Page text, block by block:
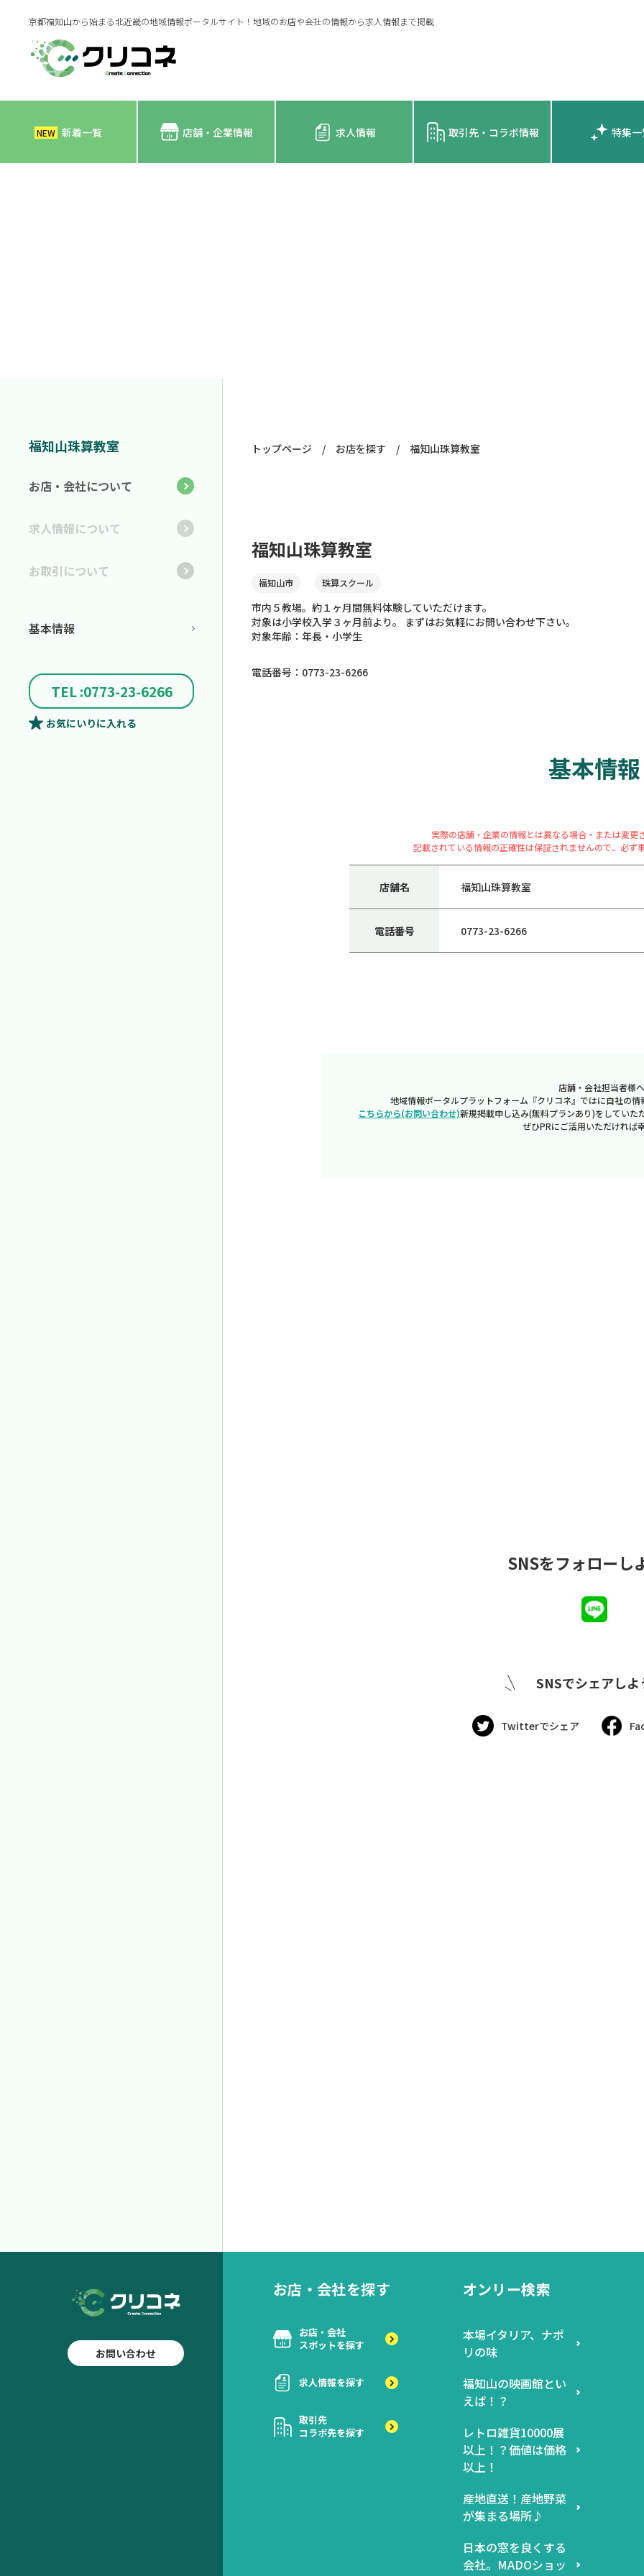
京都福知山から始まる北近畿の地域情報ポータルサイト！地域のお店や会社の情報から求人情報まで掲載
NEW 新着一覧 店舗・企業情報 求人情報 取引先・コラボ情報 特集一
トップページ / お店を探す / 福知山珠算教室
福知山珠算教室
福知山市 珠算スクール
市内５教場。約１ヶ月間無料体験していただけます。
対象は小学校入学３ヶ月前より。 まずはお気軽にお問い合わせ下さい。
対象年齢：年長・小学生
電話番号：0773-23-6266
基本情報
実際の店舗・企業の情報とは異なる場合・または変更
記載されている情報の正確性は保証されませんので、必ず
店舗名 福知山珠算教室
電話番号 0773-23-6266
店舗・会社担当者様へ
地域情報ポータルプラットフォーム『クリコネ』ではに自社の
こちらから(お問い合わせ)新規掲載申し込み(無料プランあり)をしてい
ぜひPRにご活用いただければ
SNSをフォローし
SNSでシェアしよ
Twitterでシェア
福知山珠算教室
お店・会社について
求人情報について
お取引について
基本情報
TEL :0773-23-6266
お気にいりに入れる
お問い合わせ
お店・会社を探す
お店・会社
スポットを探す
求人情報を探す
取引先
コラボ先を探す
オンリー検索
本場イタリア、ナポ
リの味
福知山の映画館とい
えば！？
レトロ雑貨10000展
以上！？価値は価格
以上！
産地直送！産地野菜
が集まる場所♪
日本の窓を良くする
会社。MADOショッ